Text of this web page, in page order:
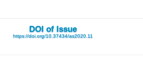
DOI of Issue
https://doi.org/10.37434/as2020.11